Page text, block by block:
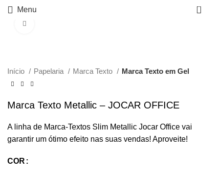
Menu 0
Início Papelaria Marca Texto Marca Texto em Gel
Marca Texto Metallic – JOCAR OFFICE
A linha de Marca-Textos Slim Metallic Jocar Office vai
garantir um ótimo efeito nas suas vendas! Aproveite!
COR